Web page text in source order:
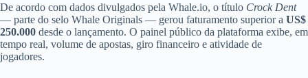
De acordo com dados divulgados pela Whale.io, o título Crock Dent
— parte do selo Whale Originals — gerou faturamento superior a US$
250.000 desde o lançamento. O painel público da plataforma exibe, em
tempo real, volume de apostas, giro financeiro e atividade de
jogadores.